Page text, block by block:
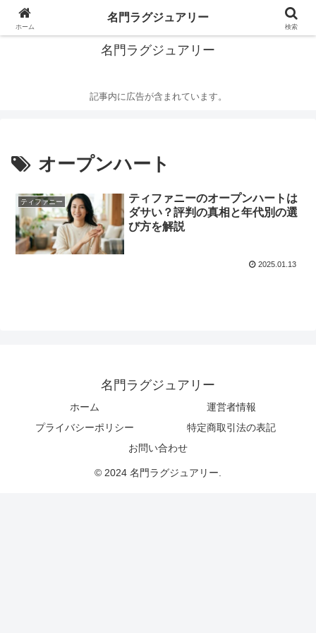
華麗なるハイブランドの世界
名門ラグジュアリー
記事内に広告が含まれています。
オープンハート
ティファニー
ティファニーのオープンハートは
ダサい？評判の真相と年代別の選
び方を解説
2025.01.13
名門ラグジュアリー
ホーム
運営者情報
プライバシーポリシー
特定商取引法の表記
お問い合わせ
© 2024 名門ラグジュアリー.
ホーム
名門ラグジュアリー
検索